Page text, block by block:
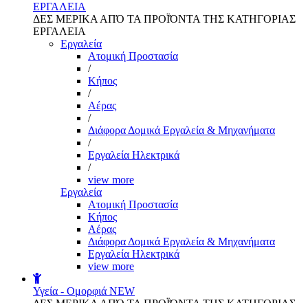
ΕΡΓΑΛΕΙΑ
ΔΕΣ ΜΕΡΙΚΑ ΑΠΌ ΤΑ ΠΡΟΪΌΝΤΑ ΤΗΣ ΚΑΤΗΓΟΡΙΑΣ
ΕΡΓΑΛΕΙΑ
Εργαλεία
Aτομική Προστασία
/
Kήπος
/
Αέρας
/
Διάφορα Δομικά Εργαλεία & Μηχανήματα
/
Εργαλεία Ηλεκτρικά
/
view more
Εργαλεία
Aτομική Προστασία
Kήπος
Αέρας
Διάφορα Δομικά Εργαλεία & Μηχανήματα
Εργαλεία Ηλεκτρικά
view more
Υγεία - Ομορφιά NEW